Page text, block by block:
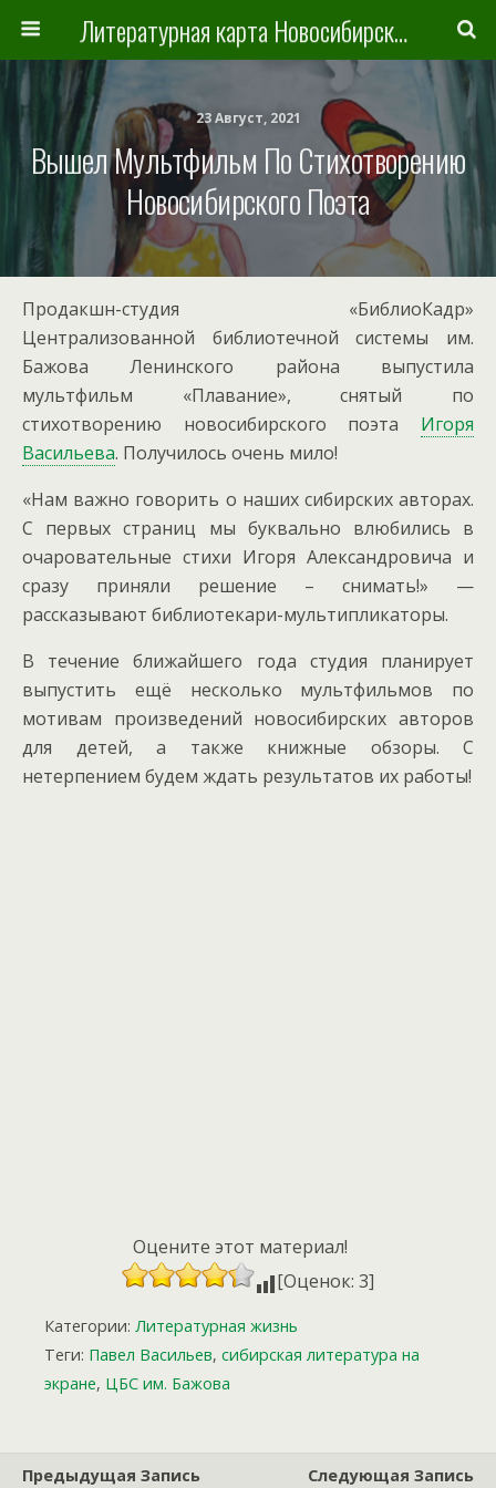
Литературная карта Новосибирска и Новосибирской области
23 Август, 2021
Вышел Мультфильм По Стихотворению
Новосибирского Поэта
Продакшн-студия «БиблиоКадр»
Централизованной библиотечной системы им.
Бажова Ленинского района выпустила
мультфильм «Плавание», снятый по
стихотворению новосибирского поэта Игоря
Васильева. Получилось очень мило!
«Нам важно говорить о наших сибирских авторах.
С первых страниц мы буквально влюбились в
очаровательные стихи Игоря Александровича и
сразу приняли решение – снимать!» —
рассказывают библиотекари-мультипликаторы.
В течение ближайшего года студия планирует
выпустить ещё несколько мультфильмов по
мотивам произведений новосибирских авторов
для детей, а также книжные обзоры. С
нетерпением будем ждать результатов их работы!
Оцените этот материал!
[Оценок: 3]
Категории: Литературная жизнь
Теги: Павел Васильев, сибирская литература на
экране, ЦБС им. Бажова
Предыдущая Запись Следующая Запись